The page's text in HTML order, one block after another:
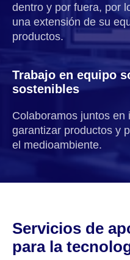
dentro y por fuera, por
una extensión de su
productos.
Trabajo en equipo
sostenibles
Colaboramos juntos
garantizar productos y
el medioambiente.
Servicios de
para la